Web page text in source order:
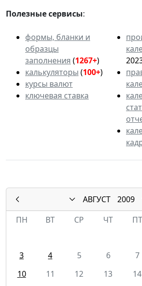
Полезные сервисы:
формы, бланки и
образцы
заполнения (1267+)
калькуляторы (100+)
курсы валют
ключевая ставка
АВГУСТ
2009
ПН
ВТ СР ЧТ ПТ
3
4 5 6 7
10
11 12 13 14